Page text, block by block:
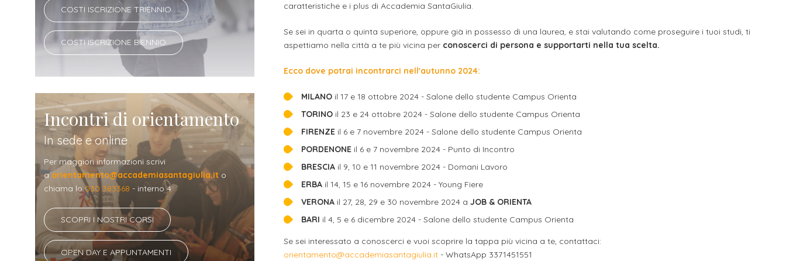
COSTI ISCRIZIONE TRIENNIO
COSTI ISCRIZIONE BIENNIO
Incontri di orientamento
In sede e online
Per maggiori informazioni scrivi
aorientamento@accademiasantagiulia.it o
chiama lo030 383368 - interno 4
SCOPRI I NOSTRI CORSI
OPEN DAY E APPUNTAMENTI
caratteristiche e i plus di Accademia SantaGiulia.
Se sei in quarta o quinta superiore, oppure già in possesso di una laurea, e stai valutando come proseguire i tuoi studi, ti
aspettiamo nella città a te più vicina per conoscerci di persona e supportarti nella tua scelta.
Ecco dove potrai incontrarci nell'autunno 2024:
MILANOil 17 e 18 ottobre 2024 - Salone dello studente Campus Orienta
TORINO il 23 e 24 ottobre 2024 - Salone dello studente Campus Orienta
FIRENZE il 6 e 7 novembre 2024 - Salone dello studente Campus Orienta
PORDENONE il 6 e 7 novembre 2024 - Punto di Incontro
BRESCIA il 9, 10 e 11 novembre 2024 - Domani Lavoro
ERBAil 14, 15 e 16 novembre 2024 - Young Fiere
VERONA il 27, 28, 29 e 30 novembre 2024 a JOB & ORIENTA
BARI il 4, 5 e 6 dicembre 2024 - Salone dello studente Campus Orienta
Se sei interessato a conoscerci e vuoi scoprire la tappa più vicina a te, contattaci:
orientamento@accademiasantagiulia.it- WhatsApp 3371451551